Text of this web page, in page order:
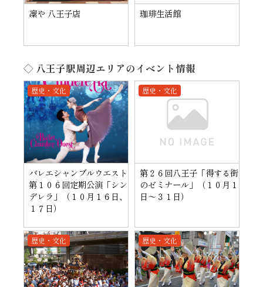
凜や 八王子店 珈琲生活館
◇ 八王子駅周辺エリアのイベント情報
歴史・文化
バレエシャンブルウエスト
第１０６回定期公演「シン
デレラ」（１０月１６日、
１７日）
歴史・文化
第２６回八王子「得する街
のゼミナール」（１０月１
日～３１日）
歴史・文化 歴史・文化